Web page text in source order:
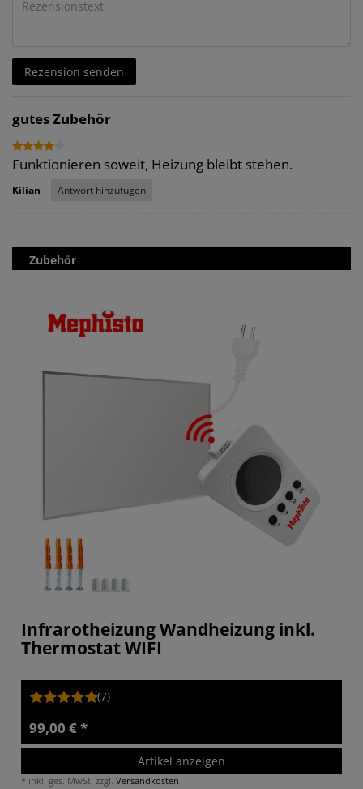
Rezensionstext
Rezension senden
gutes Zubehör
Funktionieren soweit, Heizung bleibt stehen.
Kilian Antwort hinzufügen
Zubehör
Infrarotheizung Wandheizung inkl.
Thermostat WIFI
(7)
99,00 € *
Artikel anzeigen
* inkl. ges. MwSt. zzgl.Versandkosten